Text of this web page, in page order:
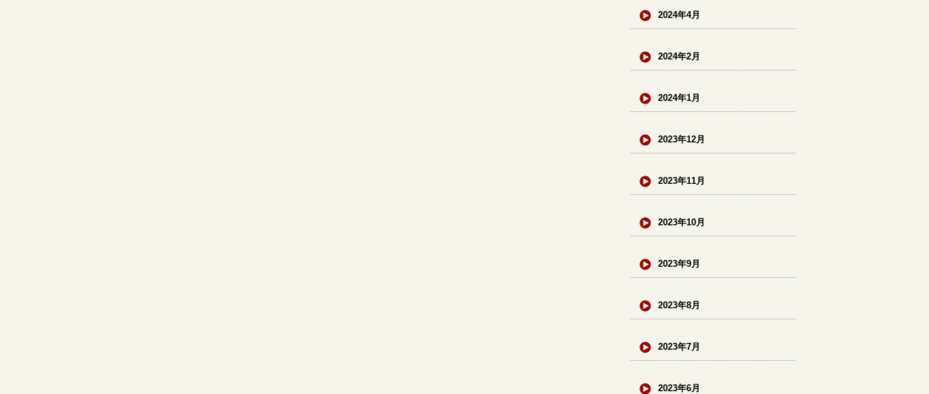
2024年4月
2024年2月
2024年1月
2023年12月
2023年11月
2023年10月
2023年9月
2023年8月
2023年7月
2023年6月